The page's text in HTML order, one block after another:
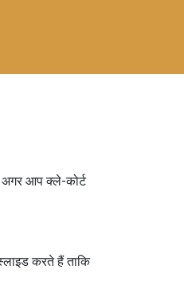
अगर आप क्ले-कोर्ट
करते हैं ताकि